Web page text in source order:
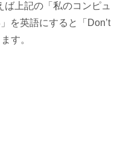
ば上記の「私のコンピュ
を英語にすると「Don’t
す。